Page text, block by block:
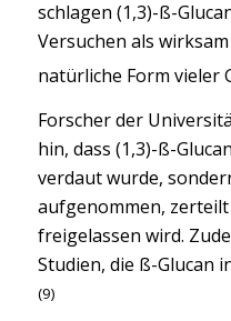
schlagen (1,3)-ß-
Versuchen als
natürliche Form vieler
Forscher der
hin, dass (1,3)-ß-
verdaut wurde,
aufgenommen,
freigelassen wird.
Studien, die ß-Glucan
(9)